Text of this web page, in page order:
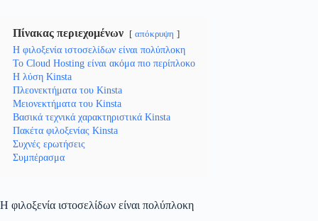
Πίνακας περιεχομένων απόκρυψη
Η φιλοξενία ιστοσελίδων είναι πολύπλοκη
Το Cloud Hosting είναι ακόμα πιο περίπλοκο
Η λύση Kinsta
Πλεονεκτήματα του Kinsta
Μειονεκτήματα του Kinsta
Βασικά τεχνικά χαρακτηριστικά Kinsta
Πακέτα φιλοξενίας Kinsta
Συχνές ερωτήσεις
Συμπέρασμα
Η φιλοξενία ιστοσελίδων είναι πολύπλοκη